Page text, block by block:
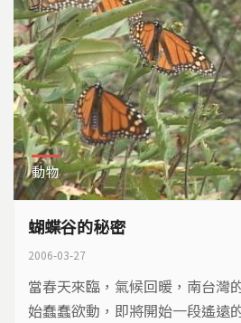
動物
蝴蝶谷的秘密
2006-03-27
當春天來臨，氣候回暖，南台灣
始蠢蠢欲動，即將開始一段遙遠